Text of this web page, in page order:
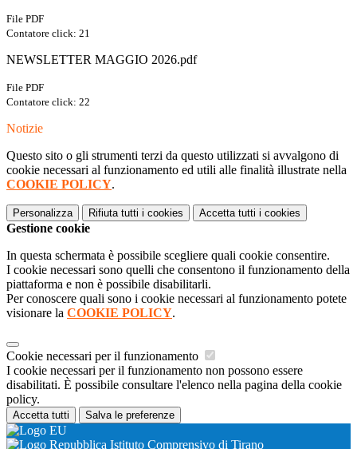
File PDF
Contatore click: 21
NEWSLETTER MAGGIO 2026.pdf
File PDF
Contatore click: 22
Notizie
Questo sito o gli strumenti terzi da questo utilizzati si avvalgono di
cookie necessari al funzionamento ed utili alle finalità illustrate nella
COOKIE POLICY.
Personalizza Rifiuta tutti i cookies Accetta tutti i cookies
Gestione cookie
In questa schermata è possibile scegliere quali cookie consentire.
I cookie necessari sono quelli che consentono il funzionamento della
piattaforma e non è possibile disabilitarli.
Per conoscere quali sono i cookie necessari al funzionamento potete
visionare la COOKIE POLICY.
Cookie necessari per il funzionamento
I cookie necessari per il funzionamento non possono essere
disabilitati. È possibile consultare l'elenco nella pagina della cookie
policy.
Accetta tutti Salva le preferenze
Istituto Comprensivo di Tirano